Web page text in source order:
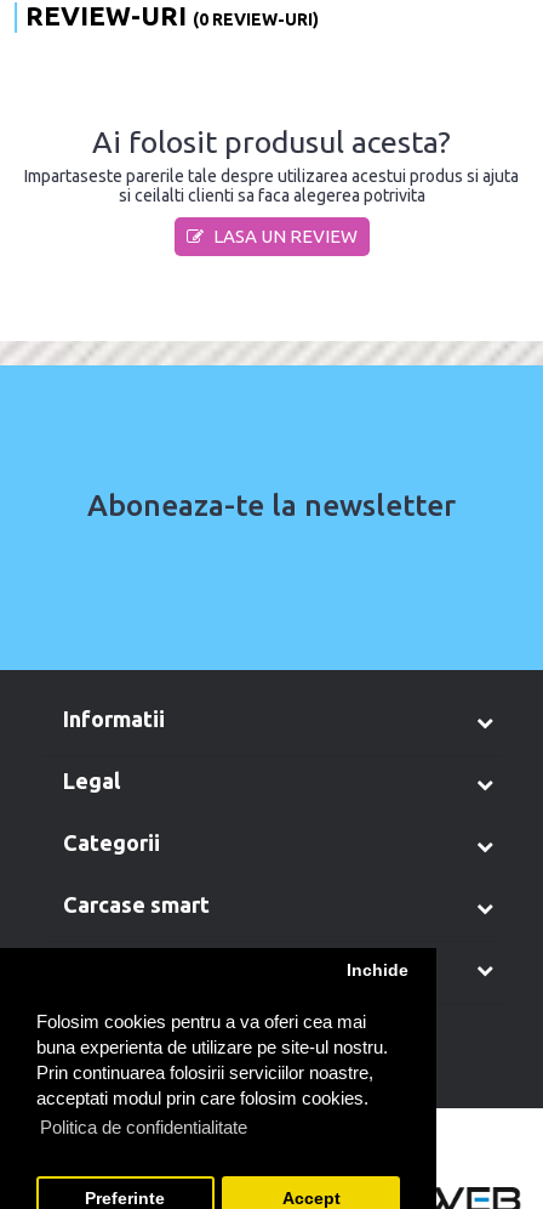
Folosim cookies pentru a va oferi cea mai
buna experienta de utilizare pe site-ul nostru.
Prin continuarea folosirii serviciilor noastre,
acceptati modul prin care folosim cookies.
Politica de confidentialitate
Inchide
Preferinte Accept
REVIEW-URI (0 REVIEW-URI)
Ai folosit produsul acesta?
Impartaseste parerile tale despre utilizarea acestui produs si ajuta
si ceilalti clienti sa faca alegerea potrivita
LASA UN REVIEW
Aboneaza-te la newsletter
informatii
legal
categorii
carcase smart